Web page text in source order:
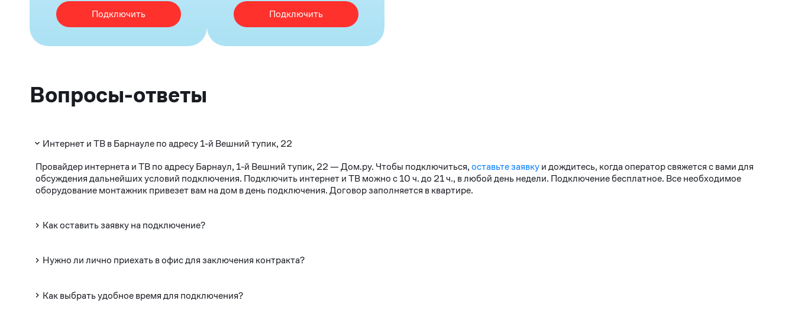
Подключить Подключить
Вопросы-ответы
Интернет и ТВ в Барнауле по адресу 1-й Вешний тупик, 22
Провайдер интернета и ТВ по адресу Барнаул, 1-й Вешний тупик, 22 — Дом.ру. Чтобы подключиться,оставьте заявкуи дождитесь, когда оператор свяжется с вами для
обсуждения дальнейших условий подключения. Подключить интернет и ТВ можно с 10 ч. до 21 ч., в любой день недели. Подключение бесплатное. Все необходимое
оборудование монтажник привезет вам на дом в день подключения. Договор заполняется в квартире.
Как оставить заявку на подключение?
Нужно ли лично приехать в офис для заключения контракта?
Как выбрать удобное время для подключения?